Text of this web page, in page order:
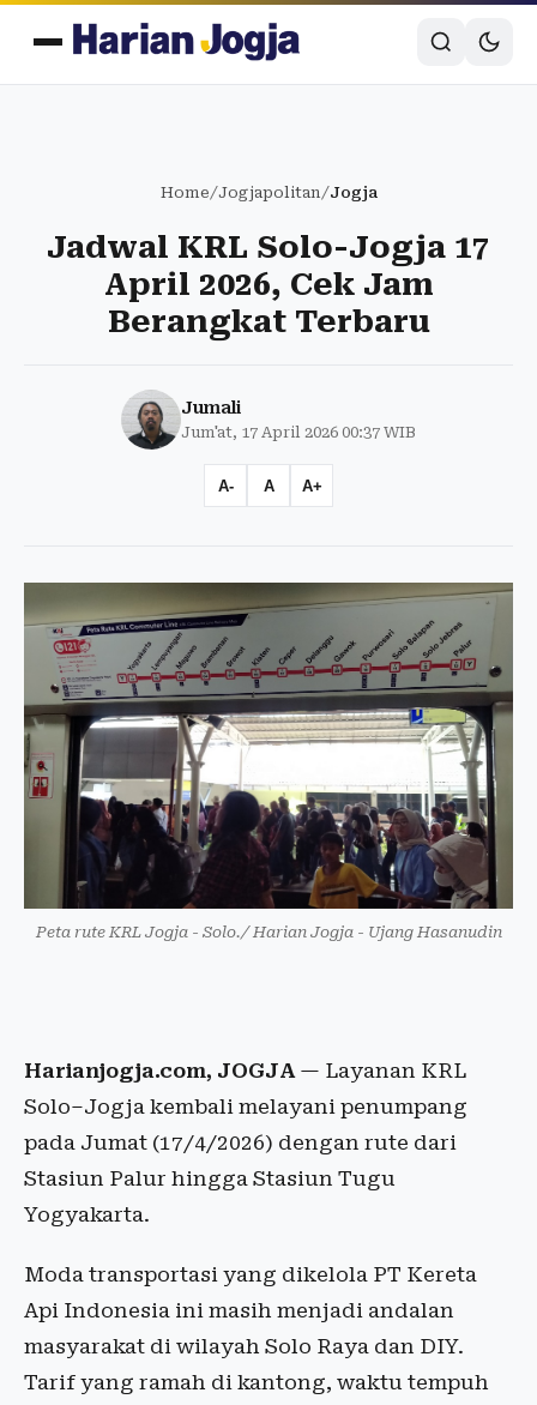
Home/Jogjapolitan/Jogja
Jadwal KRL Solo-Jogja 17
April 2026, Cek Jam
Berangkat Terbaru
Jumali
Jum'at, 17 April 2026 00:37 WIB
A- A A+
Peta rute KRL Jogja - Solo./ Harian Jogja - Ujang Hasanudin
Harianjogja.com, JOGJA— Layanan KRL
Solo–Jogja kembali melayani penumpang
pada Jumat (17/4/2026) dengan rute dari
Stasiun Palur hingga Stasiun Tugu
Yogyakarta.
Moda transportasi yang dikelola PT Kereta
Api Indonesia ini masih menjadi andalan
masyarakat di wilayah Solo Raya dan DIY.
Tarif yang ramah di kantong, waktu tempuh